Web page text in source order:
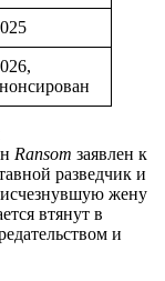
Ransom заявлен к
разведчик и
исчезнувшую жену
втянут в
и